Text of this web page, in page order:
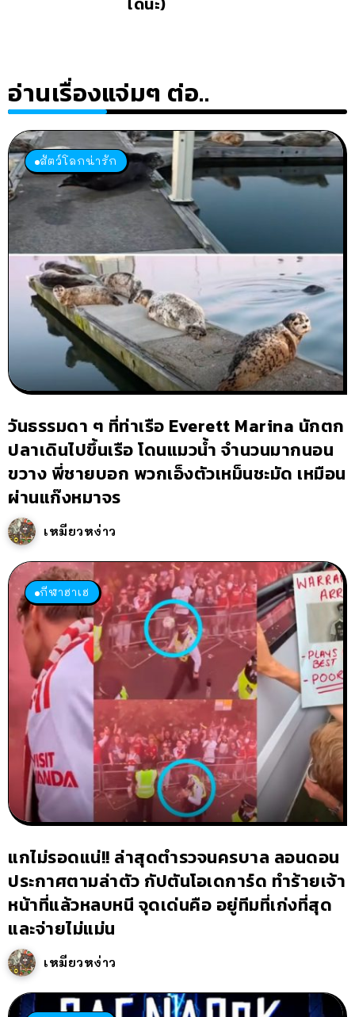
อ่านเรื่องแจ่มๆ ต่อ..
สัตว์โลกน่ารัก
วันธรรมดา ๆ ที่ท่าเรือ Everett Marina นักตก
ปลาเดินไปขึ้นเรือ โดนแมวน้ำ จำนวนมากนอน
ขวาง พี่ชายบอก พวกเอ็งตัวเหม็นชะมัด เหมือน
ผ่านแก๊งหมาจร
เหมียวหง่าว
กีฬาฮาเฮ
แกไม่รอดแน่!! ล่าสุดตำรวจนครบาล ลอนดอน
ประกาศตามล่าตัว กัปตันโอเดการ์ด ทำร้ายเจ้า
หน้าที่แล้วหลบหนี จุดเด่นคือ อยู่ทีมที่เก่งที่สุด
และจ่ายไม่แม่น
เหมียวหง่าว